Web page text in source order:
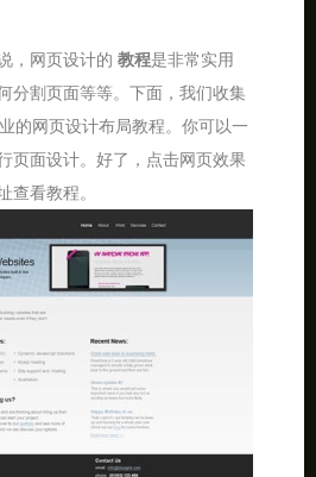
，网页设计的 教程是非常实用
分割页面等等。下面，我们收集
的网页设计布局教程。你可以一
页面设计。好了，点击网页效果
查看教程。